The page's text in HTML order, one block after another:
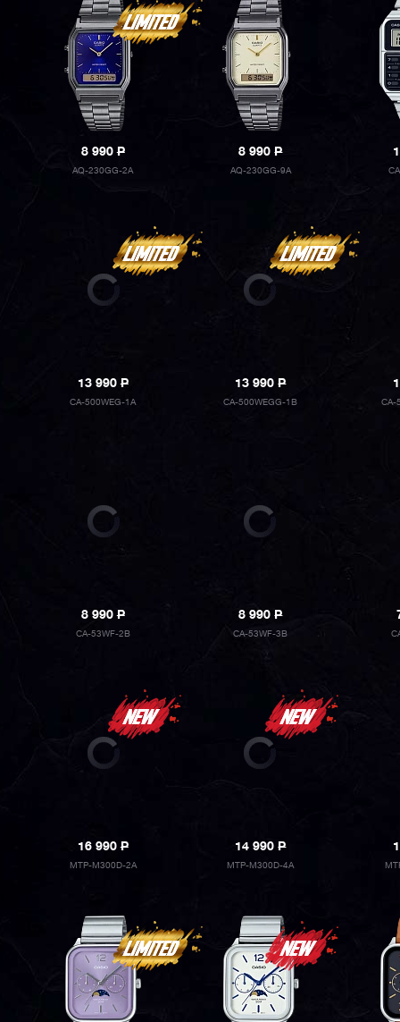
8 990P
AQ-230GG-2A
8 990P
AQ-230GG-9A
13 990P
CA-500WEG-1A
13 990P
CA-500WEGG-1B CA-
8 990P
CA-53WF-2B
8 990P
CA-53WF-3B
16 990P
MTP-M300D-2A
14 990P
MTP-M300D-4A